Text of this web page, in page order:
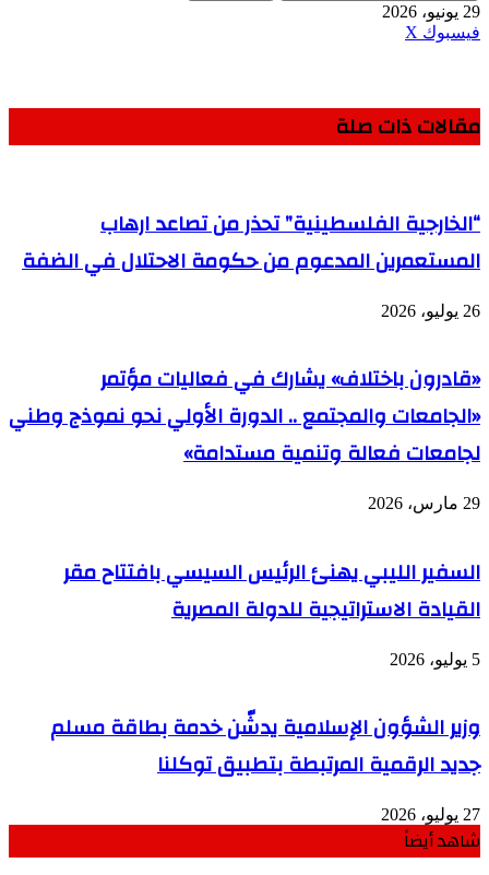
29 يونيو، 2026
فيسبوك ‫X
مقالات ذات صلة
“الخارجية الفلسطينية” تحذر من تصاعد ارهاب
المستعمرين المدعوم من حكومة الاحتلال في الضفة
26 يوليو، 2026
«قادرون باختلاف» يشارك في فعاليات مؤتمر
«الجامعات والمجتمع .. الدورة الأولي نحو نموذج وطني
لجامعات فعالة وتنمية مستدامة»
29 مارس، 2026
السفير الليبي يهنئ الرئيس السيسي بافتتاح مقر
القيادة الاستراتيجية للدولة المصرية
5 يوليو، 2026
وزير الشؤون الإسلامية يدشّن خدمة بطاقة مسلم
جديد الرقمية المرتبطة بتطبيق توكلنا
27 يوليو، 2026
شاهد أيضاً